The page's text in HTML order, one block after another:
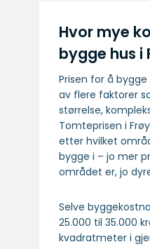
Hvor mye
bygge hus i
Prisen for å
av flere faktorer
størrelse,
Tomteprisen i
etter hvilket
bygge i – jo mer
området er, jo
Selve
25.000 til 35.000
kvadratmeter i